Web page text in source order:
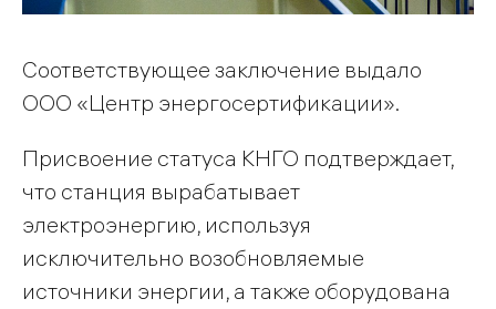
Соответствующее заключение выдало
ООО «Центр энергосертификации».
Присвоение статуса КНГО подтверждает,
что станция вырабатывает
электроэнергию, используя
исключительно возобновляемые
источники энергии, а также оборудована